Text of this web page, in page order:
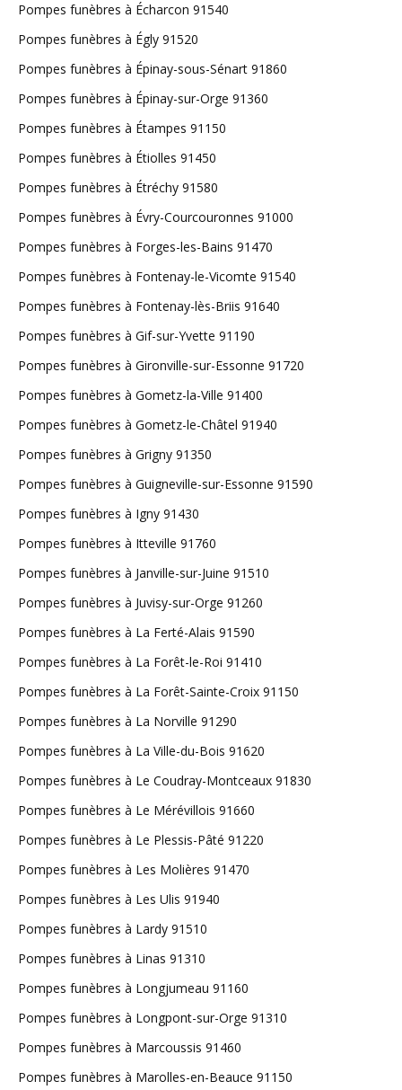
Pompes funèbres à Écharcon 91540
Pompes funèbres à Égly 91520
Pompes funèbres à Épinay-sous-Sénart 91860
Pompes funèbres à Épinay-sur-Orge 91360
Pompes funèbres à Étampes 91150
Pompes funèbres à Étiolles 91450
Pompes funèbres à Étréchy 91580
Pompes funèbres à Évry-Courcouronnes 91000
Pompes funèbres à Forges-les-Bains 91470
Pompes funèbres à Fontenay-le-Vicomte 91540
Pompes funèbres à Fontenay-lès-Briis 91640
Pompes funèbres à Gif-sur-Yvette 91190
Pompes funèbres à Gironville-sur-Essonne 91720
Pompes funèbres à Gometz-la-Ville 91400
Pompes funèbres à Gometz-le-Châtel 91940
Pompes funèbres à Grigny 91350
Pompes funèbres à Guigneville-sur-Essonne 91590
Pompes funèbres à Igny 91430
Pompes funèbres à Itteville 91760
Pompes funèbres à Janville-sur-Juine 91510
Pompes funèbres à Juvisy-sur-Orge 91260
Pompes funèbres à La Ferté-Alais 91590
Pompes funèbres à La Forêt-le-Roi 91410
Pompes funèbres à La Forêt-Sainte-Croix 91150
Pompes funèbres à La Norville 91290
Pompes funèbres à La Ville-du-Bois 91620
Pompes funèbres à Le Coudray-Montceaux 91830
Pompes funèbres à Le Mérévillois 91660
Pompes funèbres à Le Plessis-Pâté 91220
Pompes funèbres à Les Molières 91470
Pompes funèbres à Les Ulis 91940
Pompes funèbres à Lardy 91510
Pompes funèbres à Linas 91310
Pompes funèbres à Longjumeau 91160
Pompes funèbres à Longpont-sur-Orge 91310
Pompes funèbres à Marcoussis 91460
Pompes funèbres à Marolles-en-Beauce 91150